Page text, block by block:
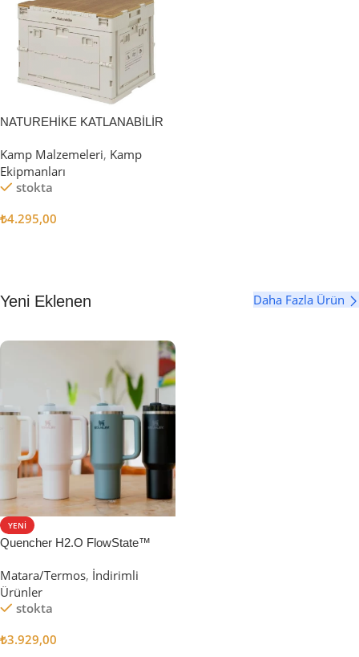
NATUREHİKE KATLANABİLİR
Kamp Malzemeleri, Kamp
Ekipmanları
stokta
₺4.295,00
Yeni Eklenen Daha Fazla Ürün
YENI
Quencher H2.O FlowState™
Matara/Termos, İndirimli
Ürünler
stokta
₺3.929,00